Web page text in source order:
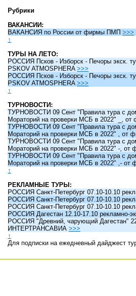
Рубрики
ВАКАНСИИ:
ВАКАНСИЯ по России от фирмы ПМП >>>
↑
ТУРЫ НА ЛЕТО:
РОССИЯ Псков - Изборск - Печоры экск.
PSKOV ATMOSPHERA >>>
РОССИЯ Псков - Изборск - Печоры экск.
PSKOV ATMOSPHERA >>>
↑
ТУРНОВОСТИ:
ТУРНОВОСТИ 09 Сент "Правила тура с
Мораторий на проверки МСБ в 2022" _,
ТУРНОВОСТИ 09 Сент "Правила тура с
Мораторий на проверки МСБ в 2022" ,
ТУРНОВОСТИ 09 Сент "Правила тура с
Мораторий на проверки МСБ в 2022" -,
ТУРНОВОСТИ 09 Сент "Правила тура с
Мораторий на проверки МСБ в 2022" ,-
↑
РЕКЛАМНЫЕ ТУРЫ:
РОССИЯ Санкт-Петербург 07.10-10.10
РОССИЯ Санкт-Петербург 07.10-10.10
РОССИЯ Санкт-Петербург 07.10-10.10
РОССИЯ Дагестан 12.10-17.10 рекламно-
РОССИЯ "Древний, чарующий Дагестан"
ИНТЕРТРАНСАВИА >>>
↑
Для подписки на ежедневный дайджест